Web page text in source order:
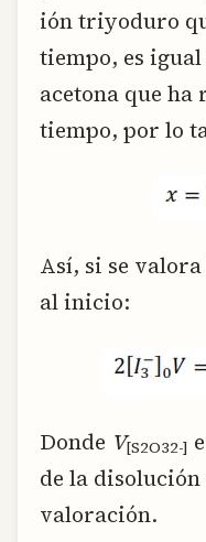
ión triyoduro
tiempo, es
acetona que ha
tiempo, por lo
Así, si se
al inicio:
Donde V[S2O32-]
de la
valoración.